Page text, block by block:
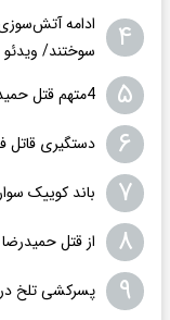
۴
ادامه
سوختند/ ویدئو
۵ 4متهم قتل حمیدرضا رجب‌زاده دستگیر شدند
۶ دستگیری قاتل
۷ باند کوییک
۸ از قتل
۹ پسرکشی تلخ